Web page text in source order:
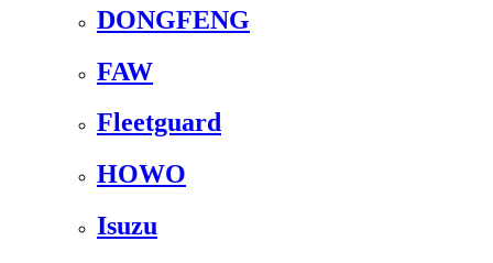
DONGFENG
FAW
Fleetguard
HOWO
Isuzu